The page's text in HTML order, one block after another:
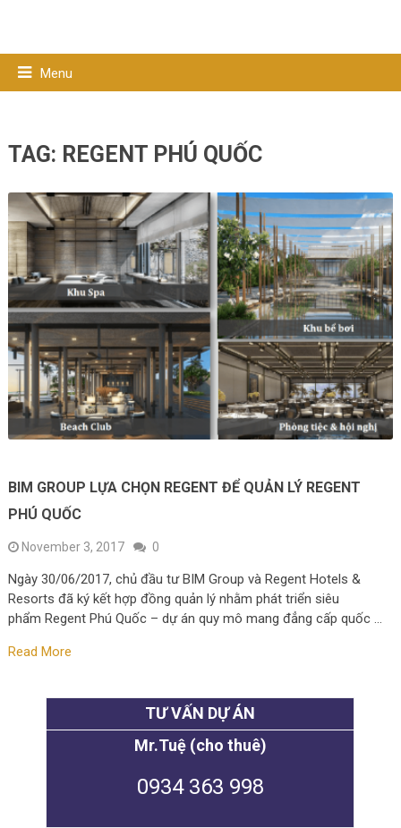
Menu
TAG: REGENT PHÚ QUỐC
BIM GROUP LỰA CHỌN REGENT ĐỂ QUẢN LÝ REGENT
PHÚ QUỐC
November 3, 2017 0
Ngày 30/06/2017, chủ đầu tư BIM Group và Regent Hotels &
Resorts đã ký kết hợp đồng quản lý nhằm phát triển siêu
phẩm Regent Phú Quốc – dự án quy mô mang đẳng cấp quốc …
Read More
TƯ VẤN DỰ ÁN
Mr.Tuệ (cho thuê)
0934 363 998